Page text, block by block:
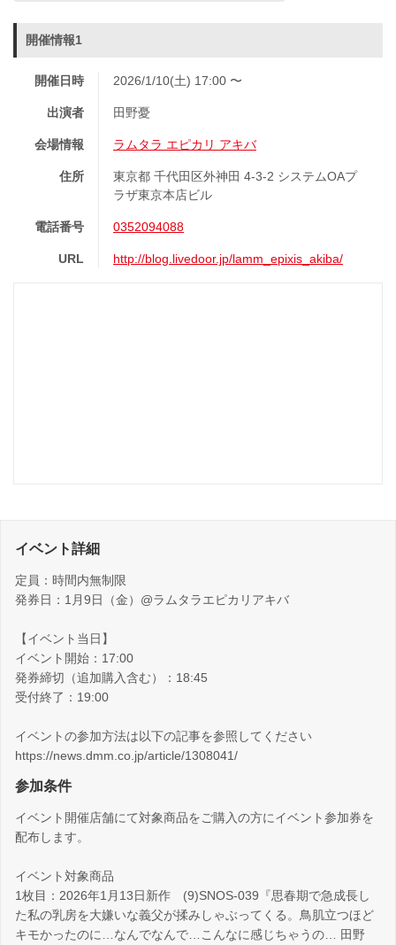
開催情報1
開催日時 2026/1/10(土) 17:00 〜
出演者 田野憂
会場情報 ラムタラ エピカリ アキバ
住所
東京都 千代田区外神田 4-3-2 システムOAプ
ラザ東京本店ビル
電話番号 0352094088
URL http://blog.livedoor.jp/lamm_epixis_akiba/
イベント詳細
定員：時間内無制限
発券日：1月9日（金）@ラムタラエピカリアキバ
【イベント当日】
イベント開始：17:00
発券締切（追加購入含む）：18:45
受付終了：19:00
イベントの参加方法は以下の記事を参照してください
https://news.dmm.co.jp/article/1308041/
参加条件
イベント開催店舗にて対象商品をご購入の方にイベント参加券を
配布します。
イベント対象商品
1枚目：2026年1月13日新作 (9)SNOS-039『思春期で急成長し
た私の乳房を大嫌いな義父が揉みしゃぶってくる。鳥肌立つほど
キモかったのに…なんでなんで…こんなに感じちゃうの… 田野